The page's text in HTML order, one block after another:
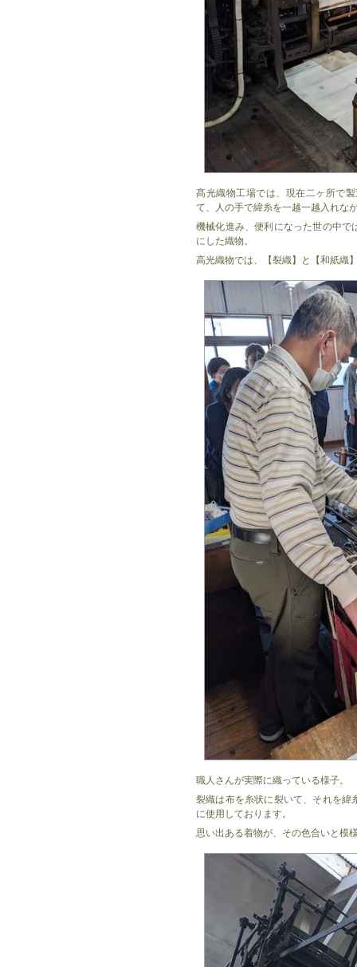
髙光織物工場では、現在二ヶ所で
て、人の手で緯糸を一越一越入れな
機械化進み、便利になった世の中で
にした織物。
高光織物では、【裂織】と【和紙織
職人さんが実際に織っている様子。
裂織は布を糸状に裂いて、それを緯
に使用しております。
思い出ある着物が、その色合いと模